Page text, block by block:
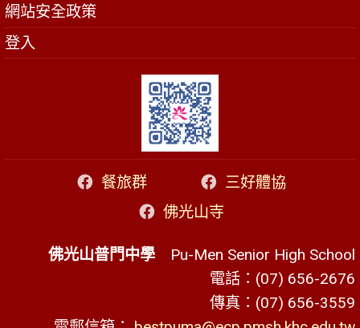
網站安全政策
登入
餐旅群
三好體協
佛光山寺
佛光山普門中學 Pu-Men Senior High School
電話：(07) 656-2676
傳真：(07) 656-3559